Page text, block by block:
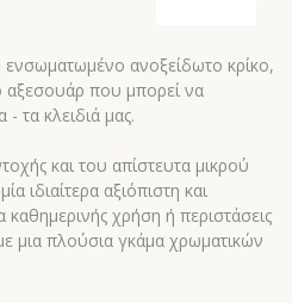
ανοξείδωτο κρίκο,
αξεσουάρ που μπορεί να
τα κλειδιά μας.
και του απίστευτα μικρού
ιδιαίτερα αξιόπιστη και
καθημερινής χρήση ή περιστάσεις
μια πλούσια γκάμα χρωματικών